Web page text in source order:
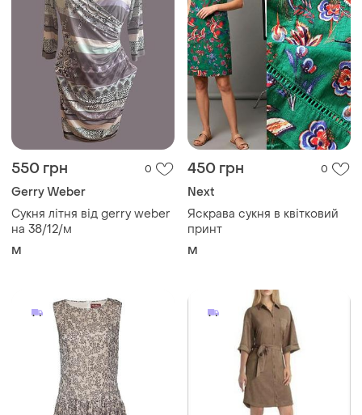
550 грн
Gerry Weber
Сукня літня від gerry weber
на 38/12/м
M
450 грн 0
Next
Яскрава сукня в квітковий
принт
M